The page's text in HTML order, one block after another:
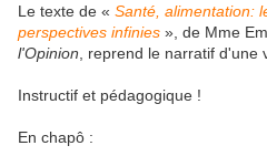
Le texte de « Santé, alimentation:
perspectives infinies », de Mme
l'Opinion , reprend le narratif d'une
Instructif et pédagogique !
En chapô :